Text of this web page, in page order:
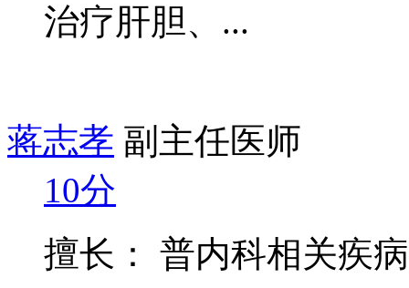
治疗肝胆、...
蒋志孝 副主任医师
10分
擅长： 普内科相关疾病